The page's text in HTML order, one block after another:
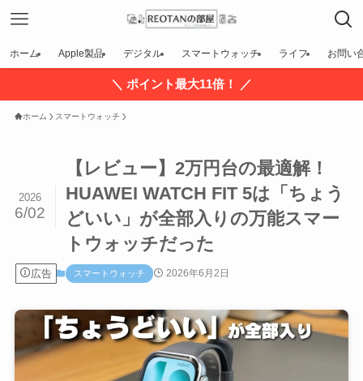
ホーム Apple製品 デジタル スマートウォッチ ライフ お問い
＼ ポイント最大11倍！ ／
ホーム スマートウォッチ
【レビュー】2万円台の最適解！
HUAWEI WATCH FIT 5は「ちょう
どいい」が全部入りの万能スマー
トウォッチだった
2026
6/02
広告 スマートウォッチ 2026年6月2日